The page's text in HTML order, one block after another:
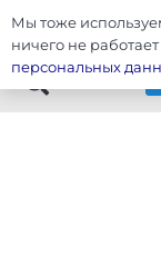
Тюнинг
Мы тоже
ничего не работает
персональных